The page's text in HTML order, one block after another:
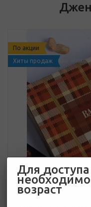
По акции
Хиты продаж
Для
возраст